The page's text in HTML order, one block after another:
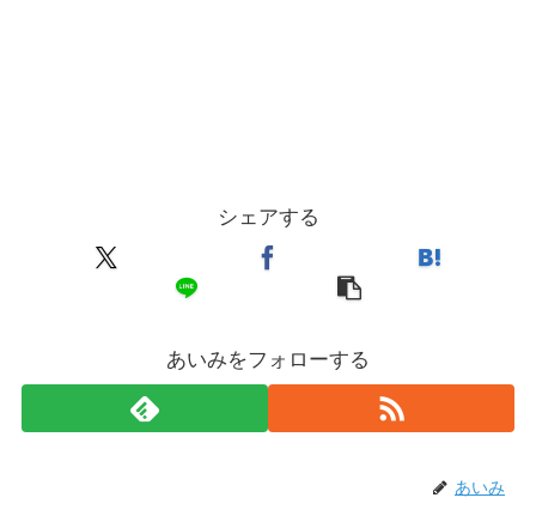
シェアする
あいみをフォローする
あいみ